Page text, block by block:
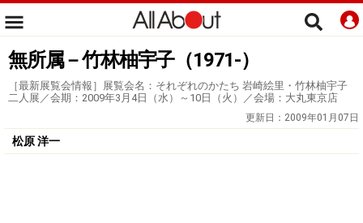
無所属－竹林柚宇子（1971-）
［最新展覧会情報］展覧会名：それぞれのかたち 岩崎絵里・竹林柚宇子
二人展／会期：2009年3月4日（水）～10日（火）／会場：大丸東京店
更新日： 2009年01月07日
松原 洋一